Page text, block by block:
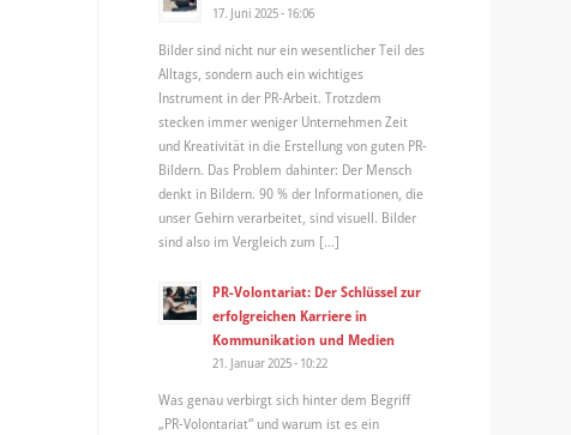
17. Juni 2025 - 16:06
Bilder sind nicht nur ein wesentlicher Teil des
Alltags, sondern auch ein wichtiges
Instrument in der PR-Arbeit. Trotzdem
stecken immer weniger Unternehmen Zeit
und Kreativität in die Erstellung von guten PR-
Bildern. Das Problem dahinter: Der Mensch
denkt in Bildern. 90 % der Informationen, die
unser Gehirn verarbeitet, sind visuell. Bilder
sind also im Vergleich zum […]
PR-Volontariat: Der Schlüssel zur
erfolgreichen Karriere in
Kommunikation und Medien
21. Januar 2025 - 10:22
Was genau verbirgt sich hinter dem Begriff
„PR-Volontariat“ und warum ist es ein